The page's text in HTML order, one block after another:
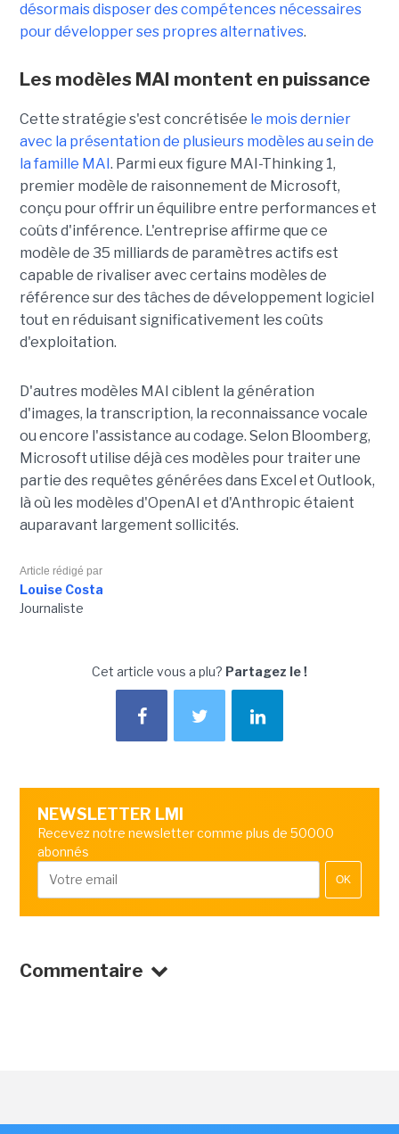
désormais disposer des compétences nécessaires
pour développer ses propres alternatives.
Les modèles MAI montent en puissance
Cette stratégie s'est concrétisée le mois dernier
avec la présentation de plusieurs modèles au sein de
la famille MAI . Parmi eux figure MAI-Thinking 1,
premier modèle de raisonnement de Microsoft,
conçu pour offrir un équilibre entre performances et
coûts d'inférence. L'entreprise affirme que ce
modèle de 35 milliards de paramètres actifs est
capable de rivaliser avec certains modèles de
référence sur des tâches de développement logiciel
tout en réduisant significativement les coûts
d'exploitation.
D'autres modèles MAI ciblent la génération
d'images, la transcription, la reconnaissance vocale
ou encore l'assistance au codage. Selon Bloomberg,
Microsoft utilise déjà ces modèles pour traiter une
partie des requêtes générées dans Excel et Outlook,
là où les modèles d'OpenAI et d'Anthropic étaient
auparavant largement sollicités.
Article rédigé par
Louise Costa
Journaliste
Cet article vous a plu? Partagez le !
NEWSLETTER LMI
Recevez notre newsletter comme plus de 50000
abonnés
OK
Commentaire